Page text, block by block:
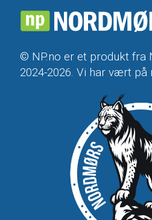
© NP.no er et produkt fra
2024-2026. Vi har vært på